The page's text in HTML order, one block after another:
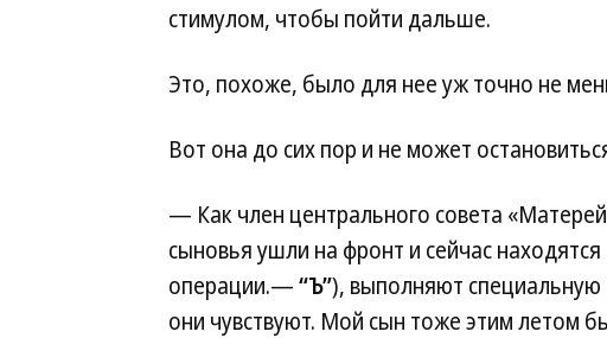
стимулом, чтобы пойти дальше.
Это, похоже, было для нее уж точно не
Вот она до сих пор и не может
— Как член центрального совета
сыновья ушли на фронт и сейчас
операции.—“Ъ”), выполняют
они чувствуют. Мой сын тоже этим летом